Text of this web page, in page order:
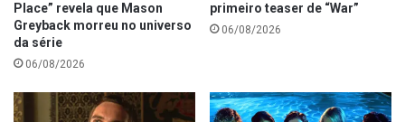
Place” revela que Mason
Greyback morreu no universo
da série
06/08/2026
primeiro teaser de “War”
06/08/2026